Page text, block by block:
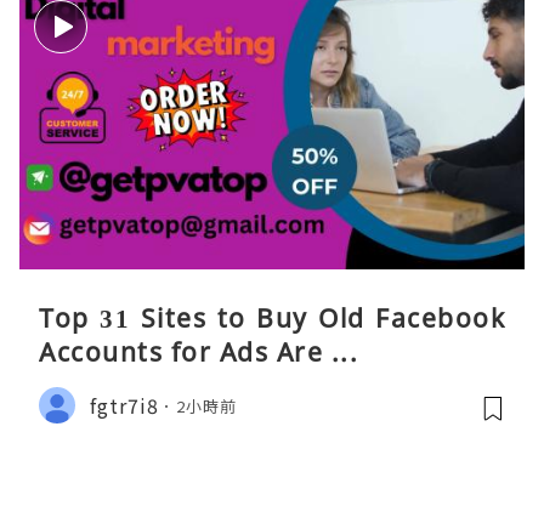
Top 31 Sites to Buy Old Facebook
Accounts​ for Ads Are ...
fgtr7i8 2小時前